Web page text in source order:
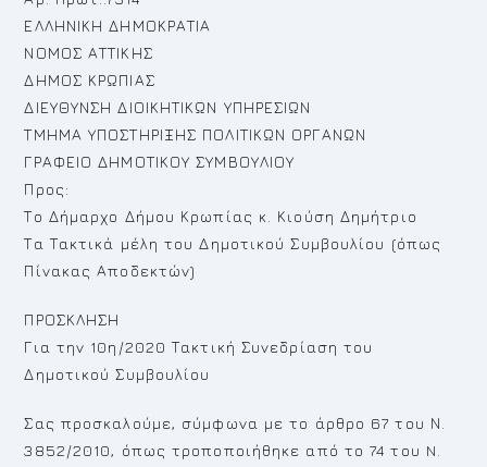
ΕΛΛΗΝΙΚΗ ΔΗΜΟΚΡΑΤΙΑ
ΝΟΜΟΣ ΑΤΤΙΚΗΣ
ΔΗΜΟΣ ΚΡΩΠΙΑΣ
ΔΙΕΥΘΥΝΣΗ ΔΙΟΙΚΗΤΙΚΩΝ ΥΠΗΡΕΣΙΩΝ
ΤΜΗΜΑ ΥΠΟΣΤΗΡΙΞΗΣ ΠΟΛΙΤΙΚΩΝ ΟΡΓΑΝΩΝ
ΓΡΑΦΕΙΟ ΔΗΜΟΤΙΚΟΥ ΣΥΜΒΟΥΛΙΟΥ
Προς:
Το Δήμαρχο Δήμου Κρωπίας κ. Κιούση Δημήτριο
Τα Τακτικά μέλη του Δημοτικού Συμβουλίου (όπως
Πίνακας Αποδεκτών)
ΠΡΟΣΚΛΗΣΗ
Για την 10η/2020 Τακτική Συνεδρίαση του
Δημοτικού Συμβουλίου
Σας προσκαλούμε, σύμφωνα με το άρθρο 67 του Ν.
3852/2010, όπως τροποποιήθηκε από το 74 του N.